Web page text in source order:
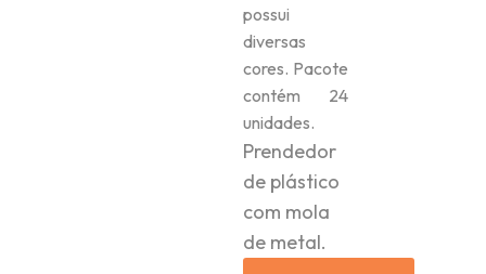
possui
diversas
cores. Pacote
contém 24
unidades.
Prendedor
de plástico
com mola
de metal.